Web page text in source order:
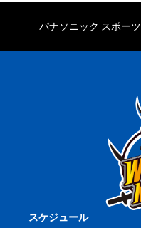
パナソニック スポーツ
スケジュール